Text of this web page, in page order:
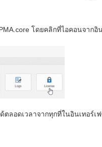
โดยคลิกที่ไอคอนจากอิ
ลอดเวลาจากทุกที่ในอินเทอร์เ